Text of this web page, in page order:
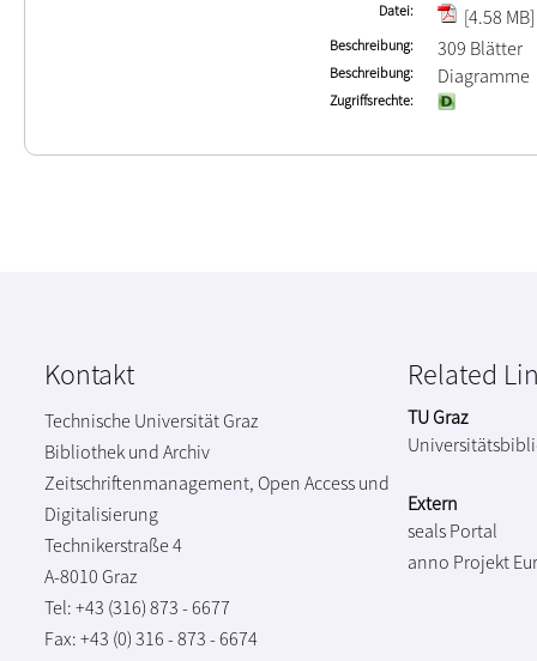
Datei [4.58 MB]
Beschreibung 309 Blätter
Beschreibung Diagramme
Zugriffsrechte
Kontakt
Technische Universität Graz
Bibliothek und Archiv
Zeitschriftenmanagement, Open Access und
Digitalisierung
Technikerstraße 4
A-8010 Graz
Tel: +43 (316) 873 - 6677
Fax: +43 (0) 316 - 873 - 6674
Related
TU Graz
Extern
seals Portal
anno Projekt